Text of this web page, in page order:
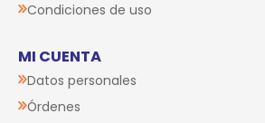
Condiciones de uso
MI CUENTA
Datos personales
Órdenes